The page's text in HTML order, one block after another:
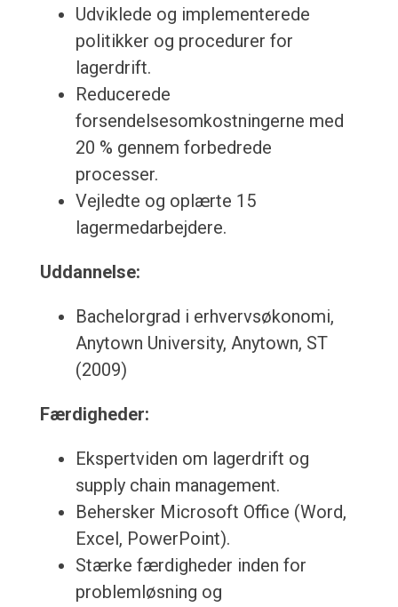
Udviklede og implementerede
politikker og procedurer for
lagerdrift.
Reducerede
forsendelsesomkostningerne med
20 % gennem forbedrede
processer.
Vejledte og oplærte 15
lagermedarbejdere.
Uddannelse:
Bachelorgrad i erhvervsøkonomi,
Anytown University, Anytown, ST
(2009)
Færdigheder:
Ekspertviden om lagerdrift og
supply chain management.
Behersker Microsoft Office (Word,
Excel, PowerPoint).
Stærke færdigheder inden for
problemløsning og